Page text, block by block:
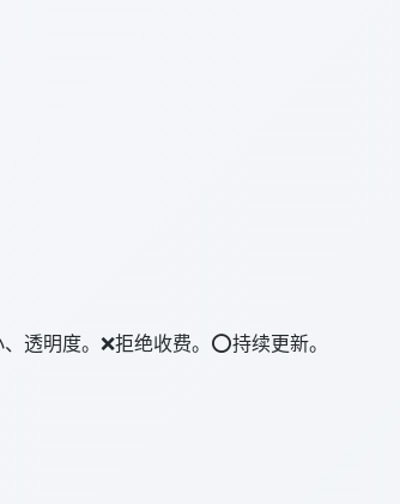
透明度。❌拒绝收费。⭕持续更新。